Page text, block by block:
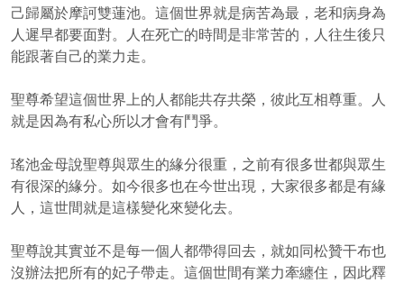
己歸屬於摩訶雙蓮池。這個世界就是病苦為最，老和病身為
人遲早都要面對。人在死亡的時間是非常苦的，人往生後只
能跟著自己的業力走。
聖尊希望這個世界上的人都能共存共榮，彼此互相尊重。人
就是因為有私心所以才會有鬥爭。
瑤池金母說聖尊與眾生的緣分很重，之前有很多世都與眾生
有很深的緣分。如今很多也在今世出現，大家很多都是有緣
人，這世間就是這樣變化來變化去。
聖尊說其實並不是每一個人都帶得回去，就如同松贊干布也
沒辦法把所有的妃子帶走。這個世間有業力牽纏住，因此釋